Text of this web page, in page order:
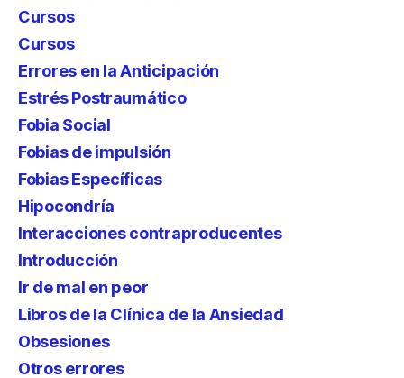
Cursos
Cursos
Errores en la Anticipación
Estrés Postraumático
Fobia Social
Fobias de impulsión
Fobias Específicas
Hipocondría
Interacciones contraproducentes
Introducción
Ir de mal en peor
Libros de la Clínica de la Ansiedad
Obsesiones
Otros errores